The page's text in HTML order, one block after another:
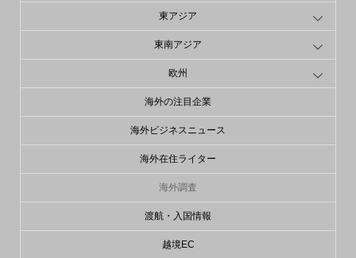
東アジア
東南アジア
欧州
海外の注目企業
海外ビジネスニュース
海外在住ライター
海外調査
渡航・入国情報
越境EC